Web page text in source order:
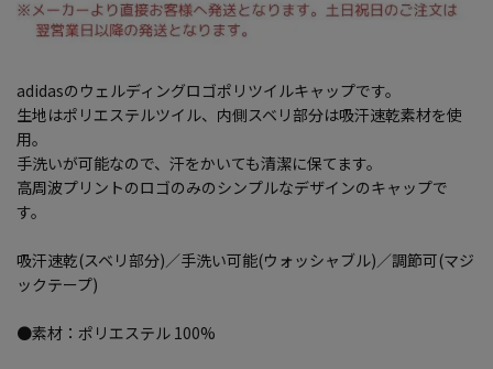
adidasのウェルディングロゴポリツイルキャップです。
生地はポリエステルツイル、内側スベリ部分は吸汗速乾素材を使
用。
手洗いが可能なので、汗をかいても清潔に保てます。
高周波プリントのロゴのみのシンプルなデザインのキャップで
す。
吸汗速乾(スベリ部分)／手洗い可能(ウォッシャブル)／調節可(マジ
ックテープ)
●素材：ポリエステル 100%